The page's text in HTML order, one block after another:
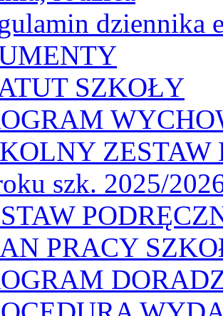
dziennika
SZKOŁY
szk. 2025/
PRACY